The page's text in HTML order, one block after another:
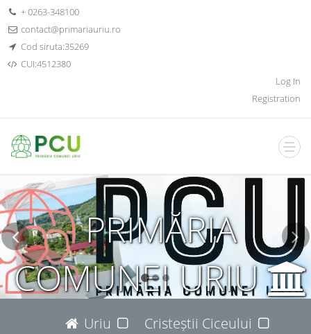
+ 0263-348100
contact@primariauriu.ro
Cod siruta:35269
CUI:4512380
Log In
Registration
PRIMĂRIA
COMUNEI URIU
JUDEȚUL BISTRIȚA-NĂSĂUD 427365
Uriu Cristeștii Ciceului